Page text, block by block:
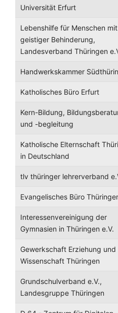
Universität Erfurt
Lebenshilfe für Menschen mit
geistiger Behinderung,
Landesverband Thüringen
Handwerkskammer
Katholisches Büro Erfurt
Kern-Bildung,
und -begleitung
Katholische Elternschaft
in Deutschland
tlv thüringer lehrerverband
Evangelisches Büro
Interessenvereinigung der
Gymnasien in Thüringen e.V.
Gewerkschaft Erziehung und
Wissenschaft Thüringen
Grundschulverband e.V.,
Landesgruppe Thüringen